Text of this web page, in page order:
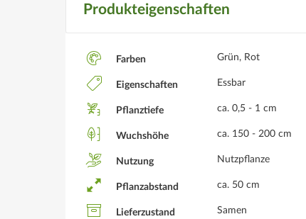
Produkteigenschaften
Farben Grün, Rot
Eigenschaften Essbar
Pflanztiefe ca. 0,5 - 1 cm
Wuchshöhe ca. 150 - 200 cm
Nutzung Nutzpflanze
Pflanzabstand ca. 50 cm
Lieferzustand Samen